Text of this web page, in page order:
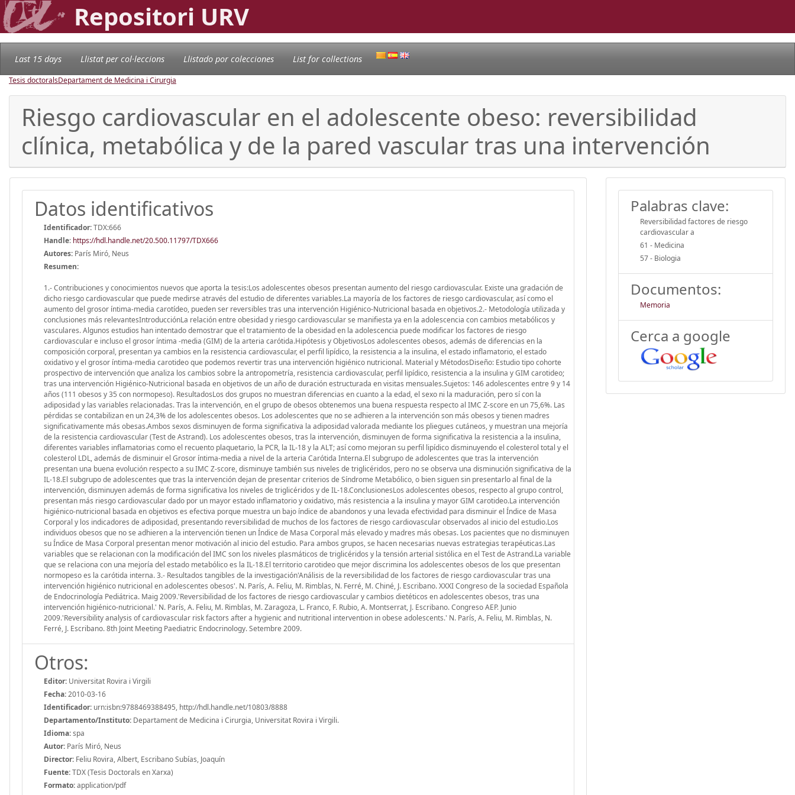
Repositori URV
Last 15 days Llistat per col·leccions Llistado por colecciones List for collections
Tesis doctoralsDepartament de Medicina i Cirurgia
Riesgo cardiovascular en el adolescente obeso: reversibilidad
clínica, metabólica y de la pared vascular tras una intervención
Datos identificativos
Identificador:TDX:666
Handle: https://hdl.handle.net/20.500.11797/TDX666
Autores: París Miró, Neus
Resumen:
1.- Contribuciones y conocimientos nuevos que aporta la tesis:Los adolescentes obesos presentan aumento del riesgo cardiovascular. Existe una gradación de
dicho riesgo cardiovascular que puede medirse através del estudio de diferentes variables.La mayoría de los factores de riesgo cardiovascular, así como el
aumento del grosor íntima-media carotídeo, pueden ser reversibles tras una intervención Higiénico-Nutricional basada en objetivos.2.- Metodología utilizada y
conclusiones más relevantesIntroducciónLa relación entre obesidad y riesgo cardiovascular se manifiesta ya en la adolescencia con cambios metabólicos y
vasculares. Algunos estudios han intentado demostrar que el tratamiento de la obesidad en la adolescencia puede modificar los factores de riesgo
cardiovascular e incluso el grosor íntima -media (GIM) de la arteria carótida.Hipótesis y ObjetivosLos adolescentes obesos, además de diferencias en la
composición corporal, presentan ya cambios en la resistencia cardiovascular, el perfil lipídico, la resistencia a la insulina, el estado inflamatorio, el estado
oxidativo y el grosor íntima-media carotideo que podemos revertir tras una intervención higiénico nutricional. Material y MétodosDiseño: Estudio tipo cohorte
prospectivo de intervención que analiza los cambios sobre la antropometría, resistencia cardiovascular, perfil lipídico, resistencia a la insulina y GIM carotideo;
tras una intervención Higiénico-Nutricional basada en objetivos de un año de duración estructurada en visitas mensuales.Sujetos: 146 adolescentes entre 9 y 14
años (111 obesos y 35 con normopeso). ResultadosLos dos grupos no muestran diferencias en cuanto a la edad, el sexo ni la maduración, pero sí con la
adiposidad y las variables relacionadas. Tras la intervención, en el grupo de obesos obtenemos una buena respuesta respecto al IMC Z-score en un 75,6%. Las
pérdidas se contabilizan en un 24,3% de los adolescentes obesos. Los adolescentes que no se adhieren a la intervención son más obesos y tienen madres
significativamente más obesas.Ambos sexos disminuyen de forma significativa la adiposidad valorada mediante los pliegues cutáneos, y muestran una mejoría
de la resistencia cardiovascular (Test de Astrand). Los adolescentes obesos, tras la intervención, disminuyen de forma significativa la resistencia a la insulina,
diferentes variables inflamatorias como el recuento plaquetario, la PCR, la IL-18 y la ALT; así como mejoran su perfil lipídico disminuyendo el colesterol total y el
colesterol LDL, además de disminuir el Grosor íntima-media a nivel de la arteria Carótida Interna.El subgrupo de adolescentes que tras la intervención
presentan una buena evolución respecto a su IMC Z-score, disminuye también sus niveles de triglicéridos, pero no se observa una disminución significativa de la
IL-18.El subgrupo de adolescentes que tras la intervención dejan de presentar criterios de Síndrome Metabólico, o bien siguen sin presentarlo al final de la
intervención, disminuyen además de forma significativa los niveles de triglicéridos y de IL-18.ConclusionesLos adolescentes obesos, respecto al grupo control,
presentan más riesgo cardiovascular dado por un mayor estado inflamatorio y oxidativo, más resistencia a la insulina y mayor GIM carotideo.La intervención
higiénico-nutricional basada en objetivos es efectiva porque muestra un bajo índice de abandonos y una levada efectividad para disminuir el Índice de Masa
Corporal y los indicadores de adiposidad, presentando reversibilidad de muchos de los factores de riesgo cardiovascular observados al inicio del estudio.Los
individuos obesos que no se adhieren a la intervención tienen un Índice de Masa Corporal más elevado y madres más obesas. Los pacientes que no disminuyen
su Índice de Masa Corporal presentan menor motivación al inicio del estudio. Para ambos grupos, se hacen necesarias nuevas estrategias terapéuticas.Las
variables que se relacionan con la modificación del IMC son los niveles plasmáticos de triglicéridos y la tensión arterial sistólica en el Test de Astrand.La variable
que se relaciona con una mejoría del estado metabólico es la IL-18.El territorio carotideo que mejor discrimina los adolescentes obesos de los que presentan
normopeso es la carótida interna. 3.- Resultados tangibles de la investigación'Análisis de la reversibilidad de los factores de riesgo cardiovascular tras una
intervención higiénico nutricional en adolescentes obesos'. N. París, A. Feliu, M. Rimblas, N. Ferré, M. Chiné, J. Escribano. XXXI Congreso de la sociedad Española
de Endocrinología Pediátrica. Maig 2009.'Reversibilidad de los factores de riesgo cardiovascular y cambios dietéticos en adolescentes obesos, tras una
intervención higiénico-nutricional.' N. París, A. Feliu, M. Rimblas, M. Zaragoza, L. Franco, F. Rubio, A. Montserrat, J. Escribano. Congreso AEP. Junio
2009.'Reversibility analysis of cardiovascular risk factors after a hygienic and nutritional intervention in obese adolescents.' N. París, A. Feliu, M. Rimblas, N.
Ferré, J. Escribano. 8th Joint Meeting Paediatric Endocrinology. Setembre 2009.
Otros:
Editor: Universitat Rovira i Virgili
Fecha:2010-03-16
Identificador: urn:isbn:9788469388495, http://hdl.handle.net/10803/8888
Departamento/Instituto: Departament de Medicina i Cirurgia, Universitat Rovira i Virgili.
Idioma:spa
Autor: París Miró, Neus
Director: Feliu Rovira, Albert, Escribano Subías, Joaquín
Fuente:TDX (Tesis Doctorals en Xarxa)
Formato:application/pdf
Palabras clave:
Reversibilidad factores de riesgo
cardiovascular a
61 - Medicina
57 - Biologia
Documentos:
Memoria
Cerca a google